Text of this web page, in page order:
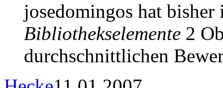
josedomingos hat
Bibliothekselemente 2
durchschnittlichen